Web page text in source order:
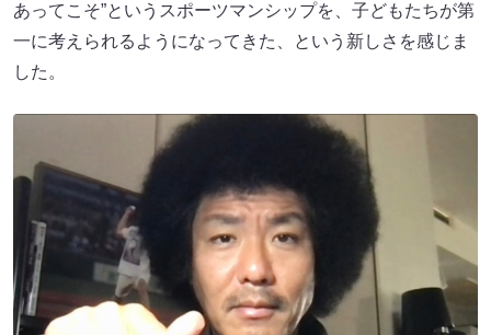
あってこそ”というスポーツマンシップを、子どもたちが第
一に考えられるようになってきた、という新しさを感じま
した。